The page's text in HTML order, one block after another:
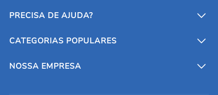
PRECISA DE AJUDA?
Conversores e calculadoras
Entre em contato conosco
CATEGORIAS POPULARES
Metais refratários
NOSSA EMPRESA